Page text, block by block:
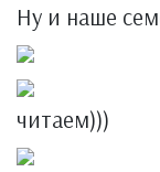
Ну и наше
читаем)))